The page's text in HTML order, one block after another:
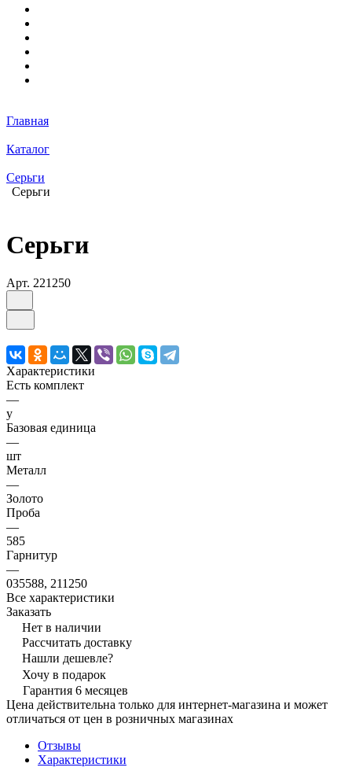
Главная
Каталог
Серьги
Серьги
Серьги
Арт. 221250
Характеристики
Есть комплект
—
y
Базовая единица
—
шт
Металл
—
Золото
Проба
—
585
Гарнитур
—
035588, 211250
Все характеристики
Заказать
Нет в наличии
Рассчитать доставку
Нашли дешевле?
Хочу в подарок
Гарантия 6 месяцев
Цена действительна только для интернет-магазина и может
отличаться от цен в розничных магазинах
Отзывы
Характеристики